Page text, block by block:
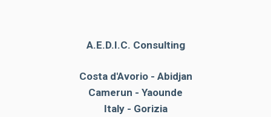
A.E.D.I.C. Consulting
Costa d'Avorio - Abidjan
Camerun - Yaounde
Italy - Gorizia